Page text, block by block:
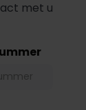
met u